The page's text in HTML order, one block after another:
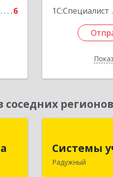
6
1С:Специалист
регионов
Системы
Радужный